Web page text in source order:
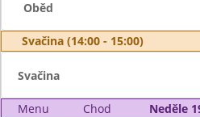
Oběd
Svačina (14:00 - 15:00)
Svačina
Menu Chod
Neděle